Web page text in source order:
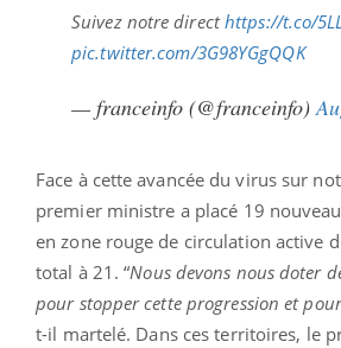
Suivez notre directhttps://t.co/
pic.twitter.com/3G98YGgQQK
— franceinfo (@franceinfo)
Face à cette avancée du virus sur
premier ministre a placé 19
en zone rouge de circulation active
total à 21. “Nous devons nous doter
pour stopper cette progression et
t-il martelé. Dans ces territoires, le